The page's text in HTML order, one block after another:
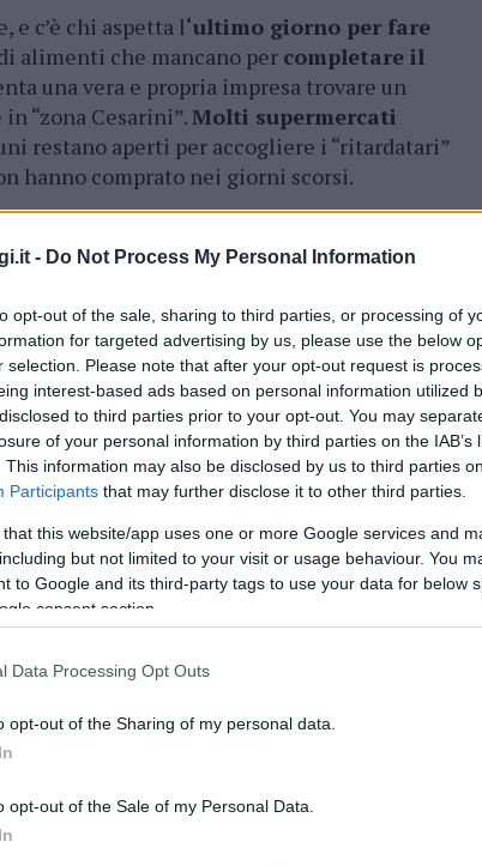
- Do Not Process My Personal Information
opt-out of the sale, sharing to third parties, or processing of
for targeted advertising by us, please use the below
selection. Please note that after your opt-out request is
interest-based ads based on personal information utilized
to third parties prior to your opt-out. You may
of your personal information by third parties on the IAB’s
This information may also be disclosed by us to third parties
Participants that may further disclose it to other third parties.
that this website/app uses one or more Google services and
but not limited to your visit or usage behaviour. You
to Google and its third-party tags to use your data for below
consent section.
Data Processing Opt Outs
opt-out of the Sharing of my personal data.
opt-out of the Sale of my Personal Data.
e c’è chi aspetta l‘ultimo giorno per fare
alimenti che mancano per completare il
una vera e propria impresa trovare un
“zona Cesarini”.Molti supermercati
restano aperti per accogliere i “ritardatari”
hanno comprato nei giorni scorsi.
di restare
online. Chiudono i dueSpazio Conad,
e Olbia Mare. In centro storico il
nel giorno di Natale, così comeLidlin via
aeroporto e quello in zona Basa, ma resta
Chiudono gli Eurospin, e ilRomagnolodi
di via Vicenza.
cliccandoqui
nella sezione